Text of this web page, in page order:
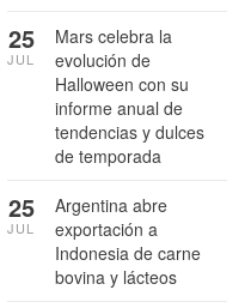
Mars celebra la
evolución de
Halloween con su
informe anual de
tendencias y dulces
de temporada
25
JUL
Argentina abre
exportación a
Indonesia de carne
bovina y lácteos
25
JUL